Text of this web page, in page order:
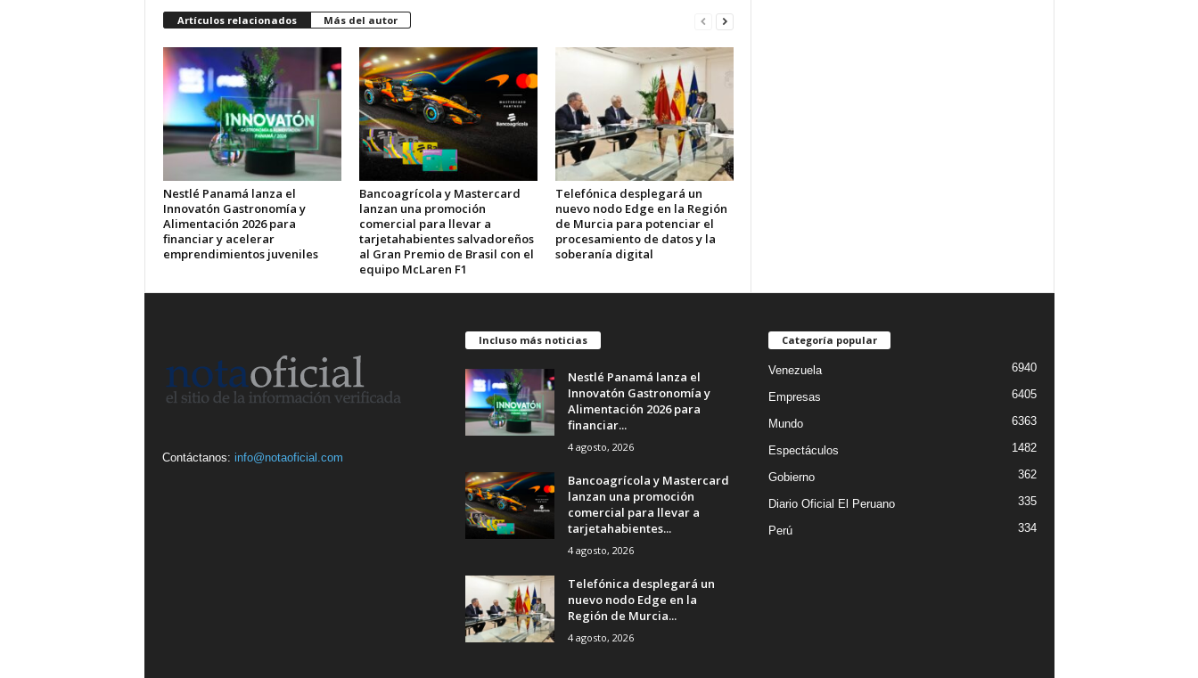
Artículos relacionados Más del autor
Nestlé Panamá lanza el
Innovatón Gastronomía y
Alimentación 2026 para
financiar y acelerar
emprendimientos juveniles
Bancoagrícola y Mastercard
lanzan una promoción
comercial para llevar a
tarjetahabientes salvadoreños
al Gran Premio de Brasil con el
equipo McLaren F1
Telefónica desplegará un
nuevo nodo Edge en la Región
de Murcia para potenciar el
procesamiento de datos y la
soberanía digital
Contáctanos: info@notaoficial.com
Incluso más noticias
Nestlé Panamá lanza el
Innovatón Gastronomía y
Alimentación 2026 para
financiar...
4 agosto, 2026
Bancoagrícola y Mastercard
lanzan una promoción
comercial para llevar a
tarjetahabientes...
4 agosto, 2026
Telefónica desplegará un
nuevo nodo Edge en la
Región de Murcia...
4 agosto, 2026
Categoría popular
Venezuela 6940
Empresas 6405
Mundo 6363
Espectáculos 1482
Gobierno 362
Diario Oficial El Peruano 335
Perú 334